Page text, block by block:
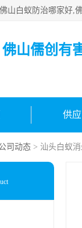
佛山儒创有
供
司动态 > 汕头白蚁消